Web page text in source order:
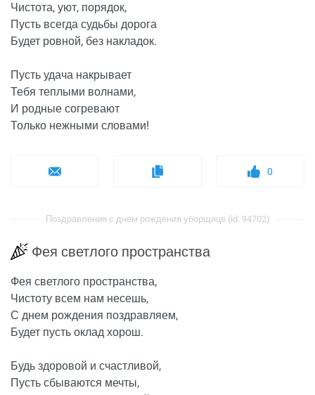
Чистота, уют, порядок,
Пусть всегда судьбы дорога
Будет ровной, без накладок.
Пусть удача накрывает
Тебя теплыми волнами,
И родные согревают
Только нежными словами!
0
Поздравления с днем рождения уборщице (id: 94702)
Фея светлого пространства
Фея светлого пространства,
Чистоту всем нам несешь,
С днем рождения поздравляем,
Будет пусть оклад хорош.
Будь здоровой и счастливой,
Пусть сбываются мечты,